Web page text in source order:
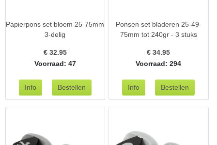
Papierpons set bloem 25-75mm
3-delig
€ 32.95
Voorraad: 47
Ponsen set bladeren 25-49-
75mm tot 240gr - 3 stuks
€34.95
Voorraad: 294